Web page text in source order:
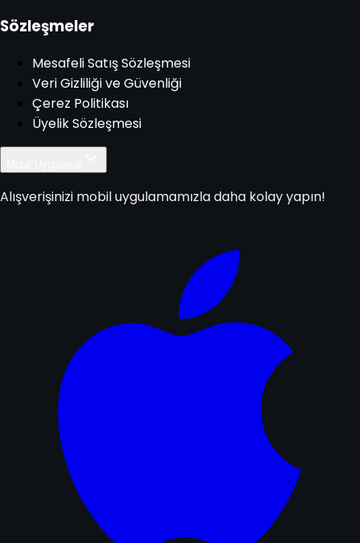
Sözleşmeler
Mesafeli Satış Sözleşmesi
Veri Gizliliği ve Güvenliği
Çerez Politikası
Üyelik Sözleşmesi
Alışverişinizi mobil uygulamamızla daha kolay yapın!